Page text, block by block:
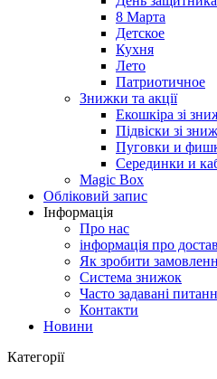
8 Марта
Детское
Кухня
Лето
Патриотичное
Знижки та акції
Екошкіра зі
Підвіски зі
Пуговки и
Серединки и
Magic Box
Обліковий запис
Інформація
Про нас
інформація про
Як зробити
Система знижок
Часто задавані
Контакти
Новини
Категорії